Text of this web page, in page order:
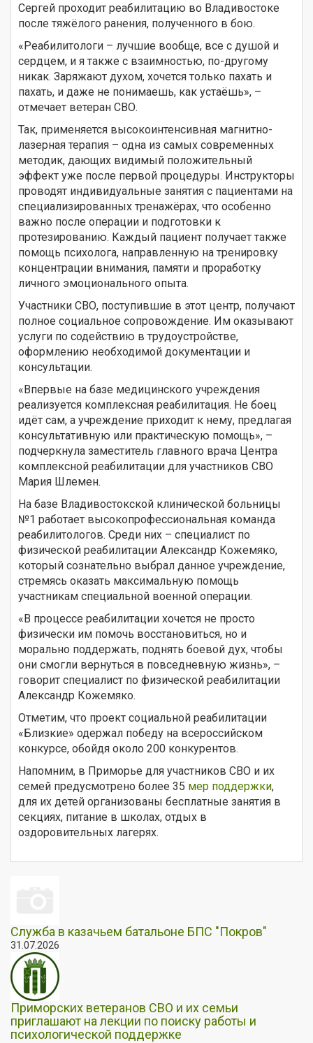
Сергей проходит реабилитацию во Владивостоке
после тяжёлого ранения, полученного в бою.
«Реабилитологи – лучшие вообще, все с душой и
сердцем, и я также с взаимностью, по-другому
никак. Заряжают духом, хочется только пахать и
пахать, и даже не понимаешь, как устаёшь», –
отмечает ветеран СВО.
Так, применяется высокоинтенсивная магнитно-
лазерная терапия – одна из самых современных
методик, дающих видимый положительный
эффект уже после первой процедуры. Инструкторы
проводят индивидуальные занятия с пациентами на
специализированных тренажёрах, что особенно
важно после операции и подготовки к
протезированию. Каждый пациент получает также
помощь психолога, направленную на тренировку
концентрации внимания, памяти и проработку
личного эмоционального опыта.
Участники СВО, поступившие в этот центр, получают
полное социальное сопровождение. Им оказывают
услуги по содействию в трудоустройстве,
оформлению необходимой документации и
консультации.
«Впервые на базе медицинского учреждения
реализуется комплексная реабилитация. Не боец
идёт сам, а учреждение приходит к нему, предлагая
консультативную или практическую помощь», –
подчеркнула заместитель главного врача Центра
комплексной реабилитации для участников СВО
Мария Шлемен.
На базе Владивостокской клинической больницы
№1 работает высокопрофессиональная команда
реабилитологов. Среди них – специалист по
физической реабилитации Александр Кожемяко,
который сознательно выбрал данное учреждение,
стремясь оказать максимальную помощь
участникам специальной военной операции.
«В процессе реабилитации хочется не просто
физически им помочь восстановиться, но и
морально поддержать, поднять боевой дух, чтобы
они смогли вернуться в повседневную жизнь», –
говорит специалист по физической реабилитации
Александр Кожемяко.
Отметим, что проект социальной реабилитации
«Близкие» одержал победу на всероссийском
конкурсе, обойдя около 200 конкурентов.
Напомним, в Приморье для участников СВО и их
семей предусмотрено более 35 мер поддержки,
для их детей организованы бесплатные занятия в
секциях, питание в школах, отдых в
оздоровительных лагерях.
Служба в казачьем батальоне БПС "Покров"
31.07.2026
Приморских ветеранов СВО и их семьи
приглашают на лекции по поиску работы и
психологической поддержке